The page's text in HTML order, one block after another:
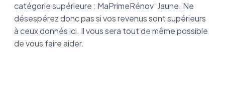
catégorie supérieure : MaPrimeRénov’ Jaune. Ne
désespérez donc pas si vos revenus sont supérieurs
à ceux donnés ici. Il vous sera tout de même possible
de vous faire aider.